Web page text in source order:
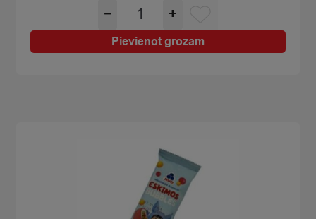
−
Saldējums
Rūjiena
dzērveņu
konuss
+
Pievienot grozam